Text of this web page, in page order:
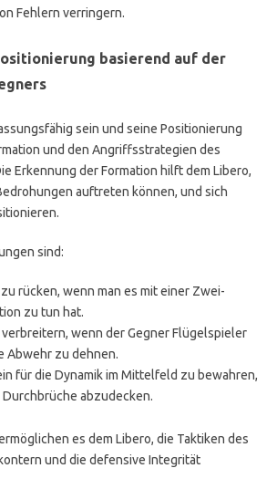
Fehlern verringern.
basierend auf der
sein und seine Positionierung
und den Angriffsstrategien des
Erkennung der Formation hilft dem Libero,
auftreten können, und sich
sind:
rücken, wenn man es mit einer Zwei-
zu tun hat.
wenn der Gegner Flügelspieler
Abwehr zu dehnen.
für die Dynamik im Mittelfeld zu bewahren,
abzudecken.
es dem Libero, die Taktiken des
und die defensive Integrität